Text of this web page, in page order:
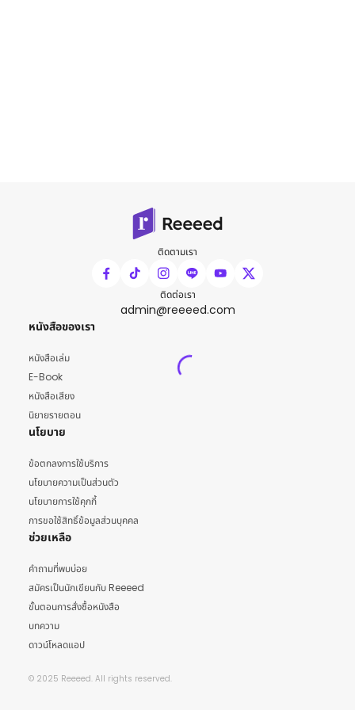
ติดตามเรา
ติดต่อเรา
admin@reeeed.com
หนังสือของเรา
หนังสือเล่ม
E-Book
หนังสือเสียง
นิยายรายตอน
นโยบาย
ข้อตกลงการใช้บริการ
นโยบายความเป็นส่วนตัว
นโยบายการใช้คุกกี้
การขอใช้สิทธิ์ข้อมูลส่วนบุคคล
ช่วยเหลือ
คำถามที่พบบ่อย
สมัครเป็นนักเขียนกับ Reeeed
ขั้นตอนการสั่งซื้อหนังสือ
บทความ
ดาวน์โหลดแอป
© 2025 Reeeed. All rights reserved.